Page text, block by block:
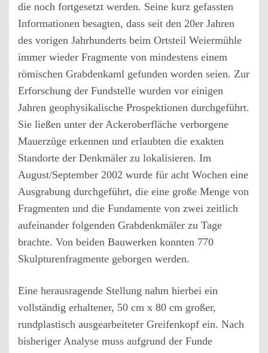
die noch fortgesetzt werden. Seine kurz gefassten
Informationen besagten, dass seit den 20er Jahren
des vorigen Jahrhunderts beim Ortsteil Weiermühle
immer wieder Fragmente von mindestens einem
römischen Grabdenkaml gefunden worden seien. Zur
Erforschung der Fundstelle wurden vor einigen
Jahren geophysikalische Prospektionen durchgeführt.
Sie ließen unter der Ackeroberfläche verborgene
Mauerzüge erkennen und erlaubten die exakten
Standorte der Denkmäler zu lokalisieren. Im
August/September 2002 wurde für acht Wochen eine
Ausgrabung durchgeführt, die eine große Menge von
Fragmenten und die Fundamente von zwei zeitlich
aufeinander folgenden Grabdenkmäler zu Tage
brachte. Von beiden Bauwerken konnten 770
Skulpturenfragmente geborgen werden.
Eine herausragende Stellung nahm hierbei ein
vollständig erhaltener, 50 cm x 80 cm großer,
rundplastisch ausgearbeiteter Greifenkopf ein. Nach
bisheriger Analyse muss aufgrund der Funde